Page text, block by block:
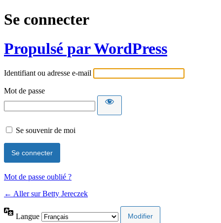
Se connecter
Propulsé par WordPress
Identifiant ou adresse e-mail
Mot de passe
Se souvenir de moi
Mot de passe oublié ?
← Aller sur Betty Jereczek
Langue